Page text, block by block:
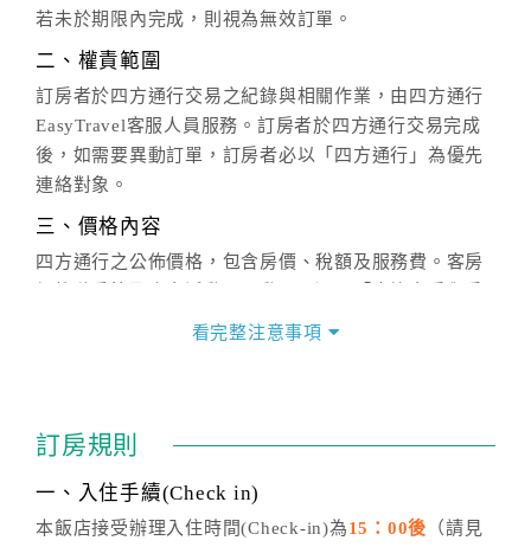
若未於期限內完成，則視為無效訂單。
二、權責範圍
訂房者於四方通行交易之紀錄與相關作業，由四方通行
EasyTravel客服人員服務。訂房者於四方通行交易完成
後，如需要異動訂單，訂房者必以「四方通行」為優先
連絡對象。
三、價格內容
四方通行之公佈價格，包含房價、稅額及服務費。客房
價」之當日價格為標準。
話方式異動訂單。
※非客服時間之申辦異動，皆為次日計算及辦理。
五、客服時間
看完整注意事項
訂房規則
一、入住手續(Check in)
本飯店接受辦理入住時間(Check-in)為15：00後 （請見